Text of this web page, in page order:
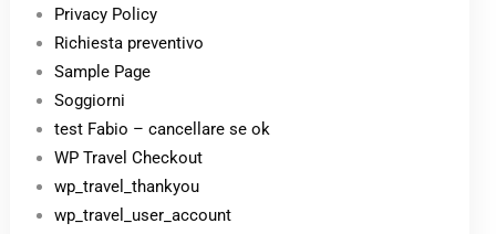
Privacy Policy
Richiesta preventivo
Sample Page
Soggiorni
test Fabio – cancellare se ok
WP Travel Checkout
wp_travel_thankyou
wp_travel_user_account